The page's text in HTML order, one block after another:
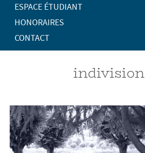
ESPACE ÉTUDIANT
HONORAIRES
CONTACT
indivision